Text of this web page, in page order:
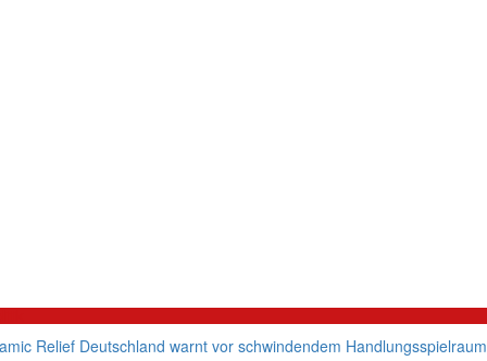
Relief Deutschland warnt vor schwindendem Handlungsspielraum